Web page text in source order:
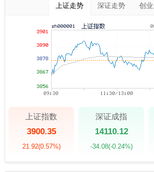
上证走势 深证走势 创
上证指数
3900.35
21.92(0.57%)
深证成指
14110.12
-34.08(-0.24%)